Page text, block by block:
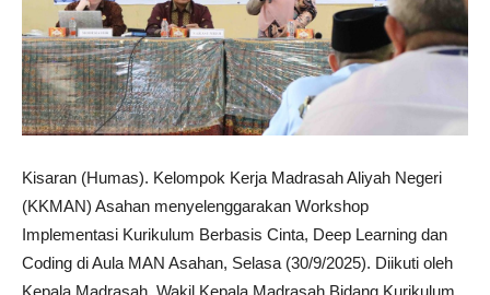
Kisaran (Humas). Kelompok Kerja Madrasah Aliyah Negeri
(KKMAN) Asahan menyelenggarakan Workshop
Implementasi Kurikulum Berbasis Cinta, Deep Learning dan
Coding di Aula MAN Asahan, Selasa (30/9/2025). Diikuti oleh
Kepala Madrasah, Wakil Kepala Madrasah Bidang Kurikulum